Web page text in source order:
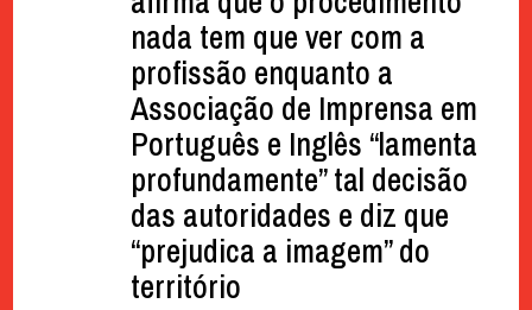
nada tem que ver com a
profissão enquanto a
Associação de Imprensa em
Português e Inglês “lamenta
profundamente” tal decisão
das autoridades e diz que
“prejudica a imagem” do
território